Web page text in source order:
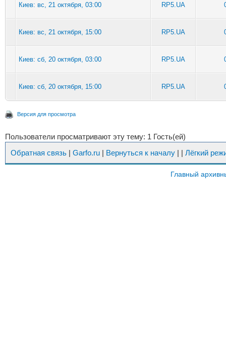
Киев: вс, 21 октября, 03:00 RP5.UA
Киев: вс, 21 октября, 15:00 RP5.UA
Киев: сб, 20 октября, 03:00 RP5.UA
Киев: сб, 20 октября, 15:00 RP5.UA
Версия для просмотра
Пользователи просматривают эту тему: 1 Гость(ей)
Обратная связь | Garfo.ru | Вернуться к началу | | Лёгкий
Главный